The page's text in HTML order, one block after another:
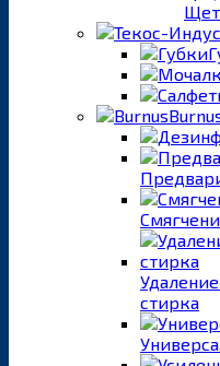
стирка